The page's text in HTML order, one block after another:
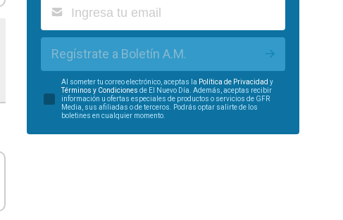
Regístrate a Boletín A.M.
Al someter tu correo electrónico, aceptas la Política de Privacidad y
Términos y Condiciones de El Nuevo Día. Además, aceptas recibir
información u ofertas especiales de productos o servicios de GFR
Media, sus afiliadas o de terceros. Podrás optar salirte de los
boletines en cualquier momento.